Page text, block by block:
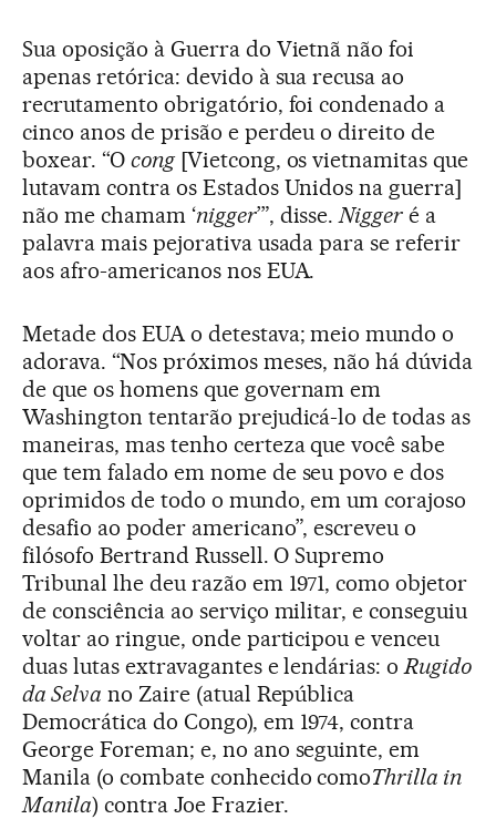
Sua oposição à Guerra do Vietnã não foi
apenas retórica: devido à sua recusa ao
recrutamento obrigatório, foi condenado a
cinco anos de prisão e perdeu o direito de
boxear. “O cong[Vietcong, os vietnamitas que
lutavam contra os Estados Unidos na guerra]
não me chamam ‘nigger’”, disse.Nigger é a
palavra mais pejorativa usada para se referir
aos afro-americanos nos EUA.
Metade dos EUA o detestava; meio mundo o
adorava. “Nos próximos meses, não há dúvida
de que os homens que governam em
Washington tentarão prejudicá-lo de todas as
maneiras, mas tenho certeza que você sabe
que tem falado em nome de seu povo e dos
oprimidos de todo o mundo, em um corajoso
desafio ao poder americano”, escreveu o
filósofo Bertrand Russell. O Supremo
Tribunal lhe deu razão em 1971, como objetor
de consciência ao serviço militar, e conseguiu
voltar ao ringue, onde participou e venceu
duas lutas extravagantes e lendárias: oRugido
da Selva no Zaire (atual República
Democrática do Congo), em 1974, contra
George Foreman; e, no ano seguinte, em
Manila (o combate conhecido comoThrilla in
Manila) contra Joe Frazier.